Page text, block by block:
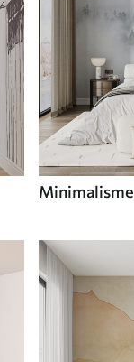
Minimalisme